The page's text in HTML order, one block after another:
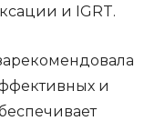
и IGRT.
и